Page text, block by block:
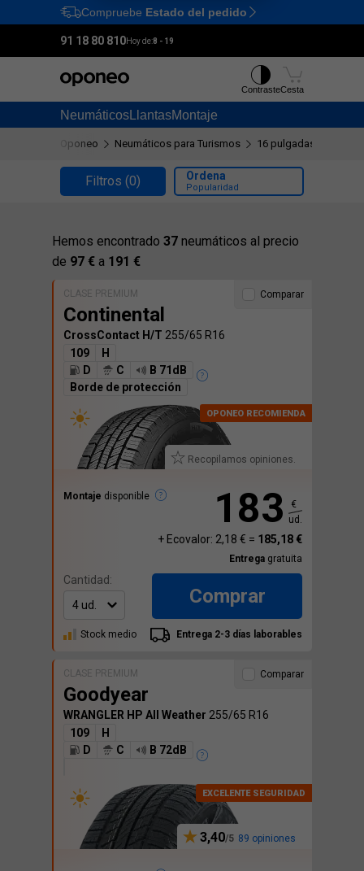
Ctrl M
Compruebe Estado del pedido
91 18 80 810Hoy de:8 - 19
Neumáticos LlantasMontaje
ContrasteCesta
Oponeo Neumáticos para Turismos 16 pulgadas
Filtros (0)
Hemos encontrado 37 neumáticos al precio
de 97 € a 191 €
Ordena
Popularidad
CLASE PREMIUM
Continental
CrossContact H/T 255/65 R16
109
H
D
C
B 71dB
Borde de protección
Recopilamos opiniones.
Montaje disponible
Comparar
183
€
ud.
+ Ecovalor: 2,18 € = 185,18 €
Entrega gratuita
Cantidad:
Comprar
Stock medio Entrega 2-3 días laborables
CLASE PREMIUM
Goodyear
WRANGLER HP All Weather 255/65 R16
109
H
D
C B 72dB
3,40 89 opiniones
Comparar